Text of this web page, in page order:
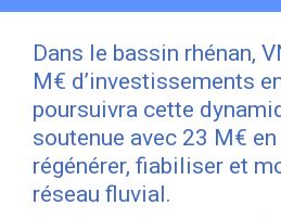
Dans le bassin rhénan,
M€ d’investissements
poursuivra cette
soutenue avec 23 M€
régénérer, fiabiliser et
réseau fluvial.